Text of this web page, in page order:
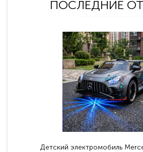
ПОСЛЕДНИЕ
Детский электромобиль